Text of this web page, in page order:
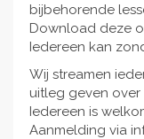
bijbehorende
Download deze
Iedereen kan
Wij streamen
uitleg geven
Iedereen is
Aanmelding via